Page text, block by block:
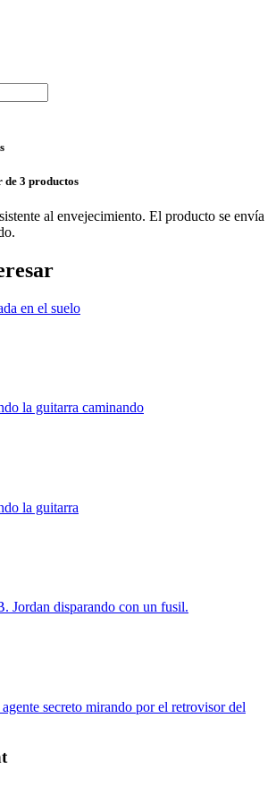
de 3 productos
al envejecimiento. El producto se envía